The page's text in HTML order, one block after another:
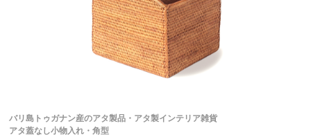
バリ島トゥガナン産のアタ製品・アタ製インテリア雑貨
アタ蓋なし小物入れ・角型